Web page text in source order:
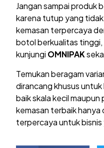
Jangan sampai produk
karena tutup yang
kemasan terpercaya
botol berkualitas tinggi,
kunjungi OMNIPAK
Temukan beragam
dirancang khusus
baik skala kecil
kemasan terbaik hanya
terpercaya untuk